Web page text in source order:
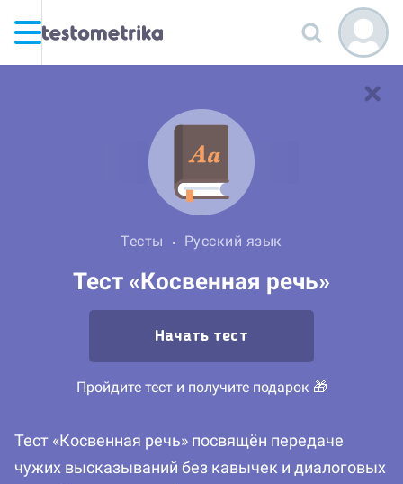
Тесты Русский язык
Тест «Косвенная речь»
Начать тест
Пройдите тест и получите подарок 🎁
Тест «Косвенная речь» посвящён передаче
чужих высказываний без кавычек и диалоговых